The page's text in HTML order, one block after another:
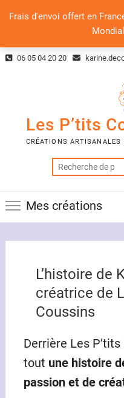
Frais d'envoi offert en
Skip 06 05 04 20 20
Les P’tits
CRÉATIONS
Mes créations
L’histoire de
créatrice de
Coussins
Derrière Les
tout une histoire
passion et de